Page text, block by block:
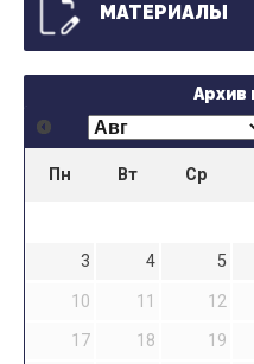
МАТЕРИАЛЫ
Архив
Пн Вт Ср
3
4 5
10
11 12
17
18 19